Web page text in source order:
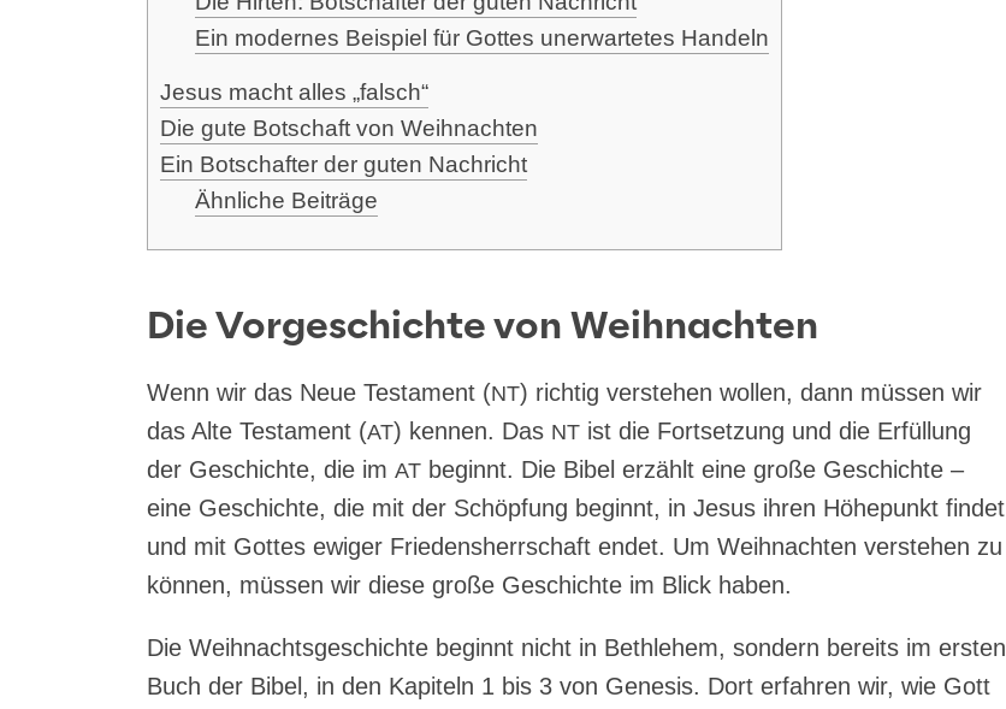
Ein moder­nes Bei­spiel für Got­tes uner­war­te­tes Handeln
Jesus macht alles „falsch“
Die gute Bot­schaft von Weihnachten
Ein Bot­schaf­ter der guten Nachricht
Ähn­li­che Beiträge
Die Vorgeschichte von Weihnachten
Wenn wir das Neue Tes­ta­ment (NT) rich­tig ver­ste­hen wol­len, dann müs­sen wir
das Alte Tes­ta­ment (AT) ken­nen. Das NT ist die Fort­set­zung und die Erfül­lung
der Geschich­te, die im AT beginnt. Die Bibel erzählt eine gro­ße Geschich­te –
eine Geschich­te, die mit der Schöp­fung beginnt, in Jesus ihren Höhe­punkt fin­det
und mit Got­tes ewi­ger Frie­dens­herr­schaft endet. Um Weih­nach­ten ver­ste­hen zu
kön­nen, müs­sen wir die­se gro­ße Geschich­te im Blick haben.
Die Weih­nachts­ge­schich­te beginnt nicht in Beth­le­hem, son­dern bereits im ers­ten
Buch der Bibel, in den Kapi­teln 1 bis 3 von Gene­sis. Dort erfah­ren wir, wie Gott